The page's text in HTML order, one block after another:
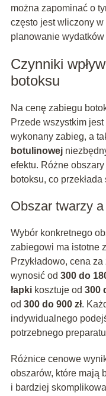
można zapominać o
często jest wliczony w
planowanie
Czynniki
botoksu
Na cenę zabiegu
Przede wszystkim
wykonany zabieg, a
botulinowej
efektu. Różne
botoksu, co
Obszar twarzy
Wybór konkretnego
zabiegowi ma istotne
Przykładowo, cena
wynosić od 300 do
łapkikosztuje od 300
od 300 do 900 zł.
indywidualnego
potrzebnego
Różnice cenowe
obszarów, które mają
i bardziej